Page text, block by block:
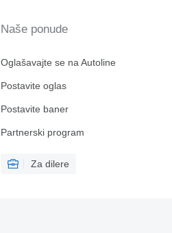
Naše ponude
Oglašavajte se na Autoline
Postavite oglas
Postavite baner
Partnerski program
Za dilere